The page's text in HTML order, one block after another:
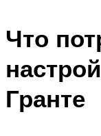
Что
Гранте